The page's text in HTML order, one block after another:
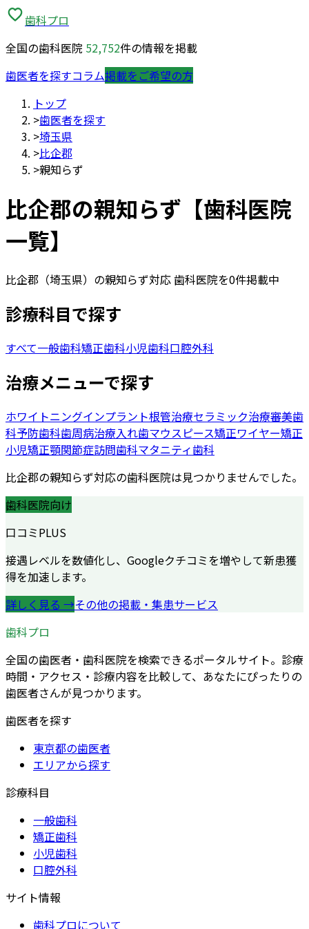
歯科プロ
全国の歯科医院 52,752件の情報を掲載
歯医者を探すコラム掲載をご希望の方
トップ
>歯医者を探す
>埼玉県
>比企郡
>親知らず
比企郡の親知らず 【歯科医院
一覧】
比企郡 （埼玉県）の親知らず対応 歯科医院を0件掲載中
診療科目で探す
すべて一般歯科矯正歯科小児歯科口腔外科
治療メニューで探す
ホワイトニングインプラント根管治療セラミック治療審美歯
科予防歯科歯周病治療入れ歯マウスピース矯正ワイヤー矯正
小児矯正顎関節症訪問歯科マタニティ歯科
比企郡の親知らず対応の歯科医院は見つかりませんでした。
歯科医院向け
口コミPLUS
接遇レベルを数値化し、Googleクチコミを増やして新患獲
得を加速します。
詳しく見る →その他の掲載・集患サービス
歯科プロ
全国の歯医者・歯科医院を検索できるポータルサイト。診療
時間・アクセス・診療内容を比較して、あなたにぴったりの
歯医者さんが見つかります。
歯医者を探す
東京都の歯医者
エリアから探す
診療科目
一般歯科
矯正歯科
小児歯科
口腔外科
サイト情報
歯科プロについて